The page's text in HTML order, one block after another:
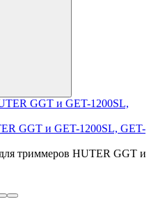
GGT и GET-1200SL, GET-
триммеров HUTER GGT и